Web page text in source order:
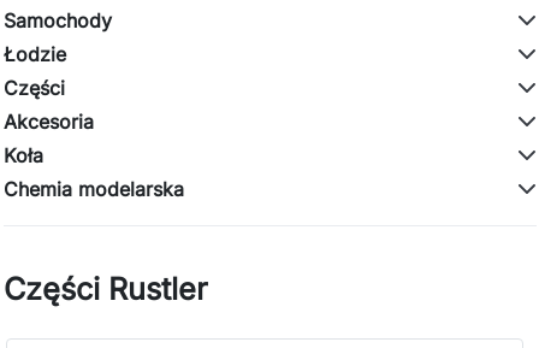
Samochody
Łodzie
Części
Akcesoria
Koła
Chemia modelarska
Części Rustler